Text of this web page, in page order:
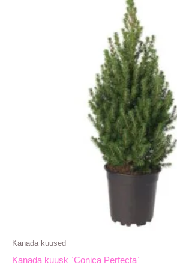
Kanada kuused
Kanada kuusk `Conica Perfecta`